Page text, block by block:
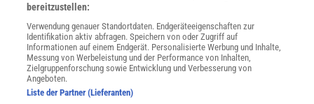
WEITERE NEUERSCHEINUNGEN
Spektrum.de-Newsletter abonnieren
JETZT ANMELDEN!
bereitzustellen:
Verwendung genauer Standortdaten. Endgeräteeigenschaften zur
Identifikation aktiv abfragen. Speichern von oder Zugriff auf
Informationen auf einem Endgerät. Personalisierte Werbung und Inhalte,
Messung von Werbeleistung und der Performance von Inhalten,
Zielgruppenforschung sowie Entwicklung und Verbesserung von
Angeboten.
Liste der Partner (Lieferanten)